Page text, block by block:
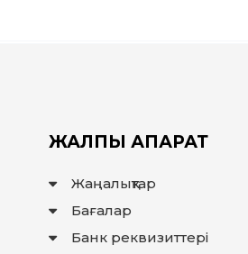
ЖАЛПЫ АҚПАРАТ
Жаңалықтар
Бағалар
Банк реквизиттері